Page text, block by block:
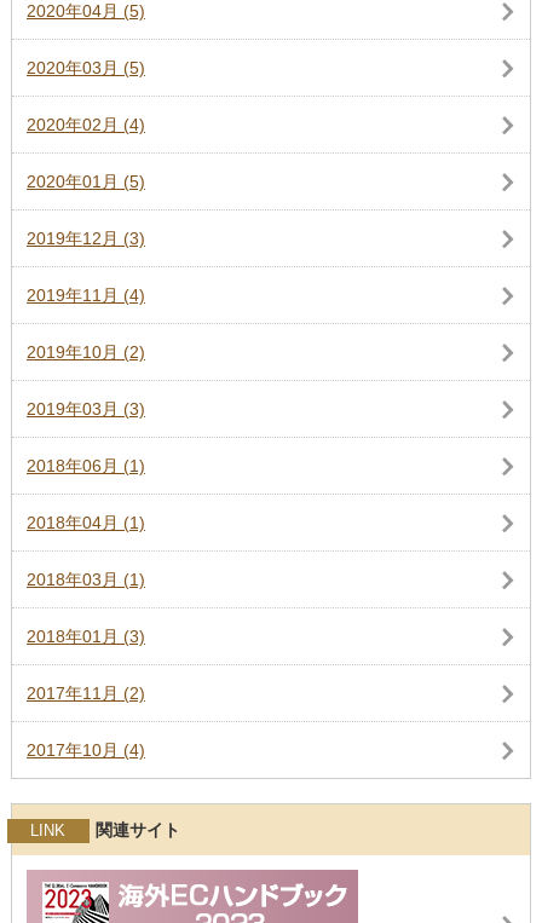
2020年04月 (5)
2020年03月 (5)
2020年02月 (4)
2020年01月 (5)
2019年12月 (3)
2019年11月 (4)
2019年10月 (2)
2019年03月 (3)
2018年06月 (1)
2018年04月 (1)
2018年03月 (1)
2018年01月 (3)
2017年11月 (2)
2017年10月 (4)
LINK 関連サイト